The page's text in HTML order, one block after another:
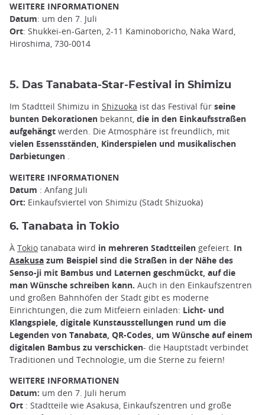
WEITERE INFORMATIONEN
Datum: um den 7. Juli
Ort: Shukkei-en-Garten, 2-11 Kaminoboricho, Naka Ward,
Hiroshima, 730-0014
5. Das Tanabata-Star-Festival in Shimizu
Im Stadtteil Shimizu in Shizuoka ist das Festival für seine
bunten Dekorationen bekannt, die in den Einkaufsstraßen
aufgehängt werden. Die Atmosphäre ist freundlich, mit
vielen Essensständen, Kinderspielen und musikalischen
Darbietungen .
WEITERE INFORMATIONEN
Datum : Anfang Juli
Ort: Einkaufsviertel von Shimizu (Stadt Shizuoka)
6. Tanabata in Tokio
À Tokio tanabata wird in mehreren Stadtteilen gefeiert. In
Asakusa zum Beispiel sind die Straßen in der Nähe des
Senso-ji mit Bambus und Laternen geschmückt, auf die
man Wünsche schreiben kann. Auch in den Einkaufszentren
und großen Bahnhöfen der Stadt gibt es moderne
Einrichtungen, die zum Mitfeiern einladen: Licht- und
Klangspiele, digitale Kunstausstellungen rund um die
Legenden von Tanabata, QR-Codes, um Wünsche auf einem
digitalen Bambus zu verschicken- die Hauptstadt verbindet
Traditionen und Technologie, um die Sterne zu feiern!
WEITERE INFORMATIONEN
Datum: um den 7. Juli herum
Ort : Stadtteile wie Asakusa, Einkaufszentren und große